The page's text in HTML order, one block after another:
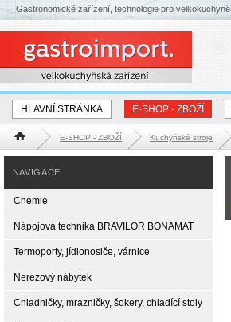
HLAVNÍ STRÁNKA E-SHOP - ZBOŽÍ
Hlavní stránka E-SHOP - ZBOŽÍ Kuchyňské stroje
NAVIGACE
Chemie
Nápojová technika BRAVILOR BONAMAT
Termoporty, jídlonosiče, várnice
Nerezový nábytek
Chladničky, mrazničky, šokery, chladící stoly
Gastronomické zařízení, technologie pro velkokuchyně